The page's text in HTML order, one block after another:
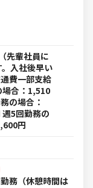
先輩社員に
入社後早い
費一部支給
場合：1,510
の場合：
5回勤務の
円
務（休憩時間は